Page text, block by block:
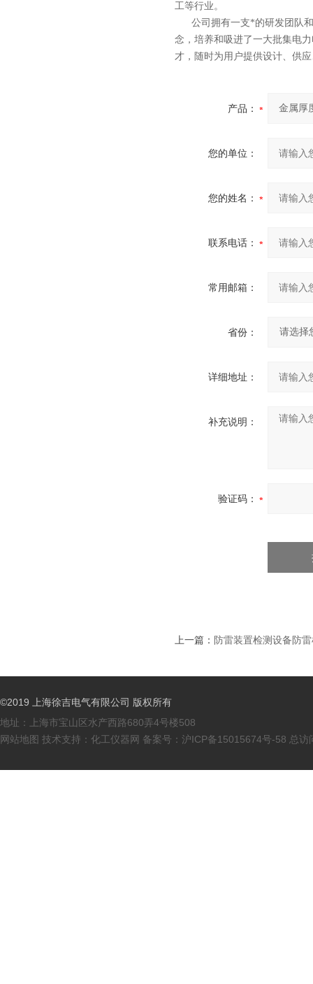
工等行业。
公司拥有一支*的研发团队和
念，培养和吸进了一大批集电
才，随时为用户提供设计、供
产品：
您的单位：
您的姓名：
联系电话：
常用邮箱：
省份：
详细地址：
补充说明：
验证码：
上一篇： 防雷装置检测设备防
©2019 上海徐吉电气有限公司 版权所有
地址：上海市宝山区水产西路680弄4号楼508
网站地图 技术支持： 化工仪器网 备案号： 沪ICP备15015674号-58 总访